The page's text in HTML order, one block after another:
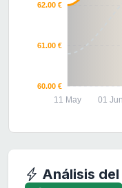
62.00 €
61.00 €
60.00 €
11 May 01 Jun
Análisis